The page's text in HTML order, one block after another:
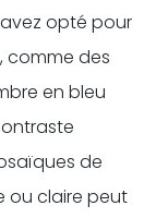
opté pour
comme des
en bleu
de
ou claire peut